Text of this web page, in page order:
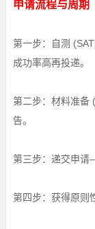
申请流程与周期
第一步：自测
成功率高再投递。
第二步：材料准
告。
第三步：递交申请
第四步：获得原则